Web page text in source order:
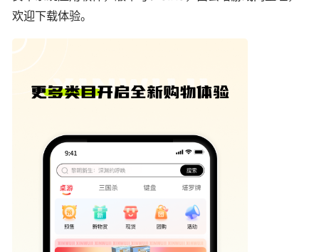
欢迎下载体验。